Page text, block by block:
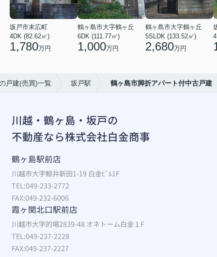
坂戸市末広町
4DK (82.62㎡)
1,780万円
鶴ヶ島市大字鶴ヶ丘
6DK (111.77㎡)
1,000万円
鶴ヶ島市大字鶴ヶ丘
5SLDK (133.52㎡)
2,680万円
戸建(売買)一覧 坂戸駅 鶴ヶ島市脚折アパート付中古戸建
川越・鶴ヶ島・坂戸の
不動産なら株式会社白金商事
鶴ヶ島駅前店
川越市大字鯨井新田1-19 白金ﾋﾞﾙ1F
TEL:049-233-2772
FAX:049-232-6006
霞ヶ関北口駅前店
川越市大字的場2839-48 オネトーム白金１F
TEL:049-237-2228
FAX:049-237-2227